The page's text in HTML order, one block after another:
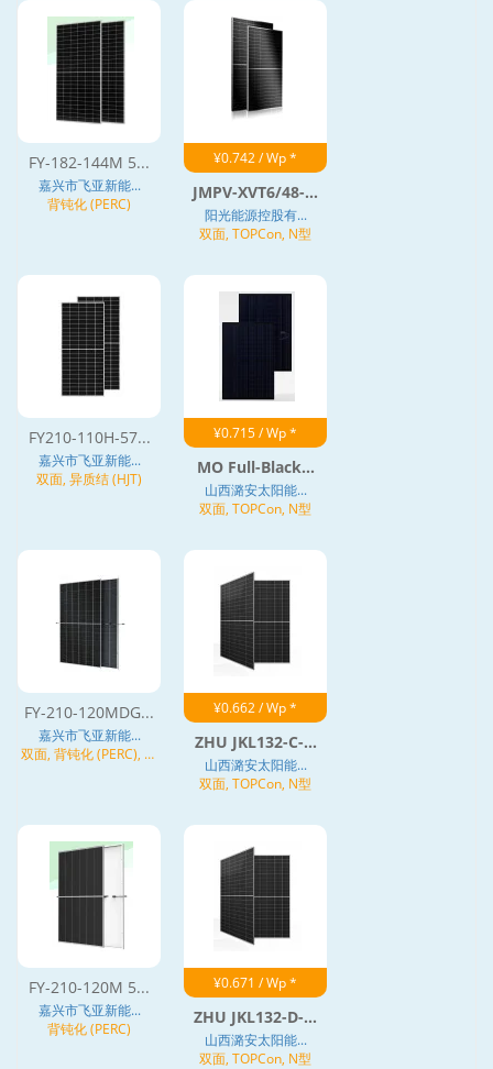
FY-182-144M 5...
嘉兴市飞亚新能...
背钝化 (PERC)
¥0.742 / Wp *
JMPV-XVT6/48-...
阳光能源控股有...
双面, TOPCon, N型
FY210-110H-57...
嘉兴市飞亚新能...
双面, 异质结 (HJT)
¥0.715 / Wp *
MO Full-Black...
山西潞安太阳能...
双面, TOPCon, N型
FY-210-120MDG...
嘉兴市飞亚新能...
双面, 背钝化 (PERC), 异
¥0.662 / Wp *
ZHU JKL132-C-...
山西潞安太阳能...
双面, TOPCon, N型
FY-210-120M 5...
嘉兴市飞亚新能...
背钝化 (PERC)
¥0.671 / Wp *
ZHU JKL132-D-...
山西潞安太阳能...
双面, TOPCon, N型